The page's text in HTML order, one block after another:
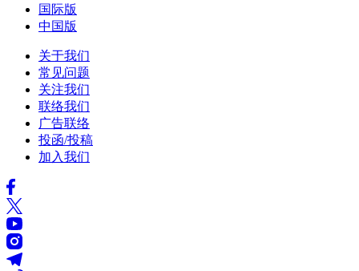
国际版
中国版
关于我们
常见问题
关注我们
联络我们
广告联络
投函/投稿
加入我们